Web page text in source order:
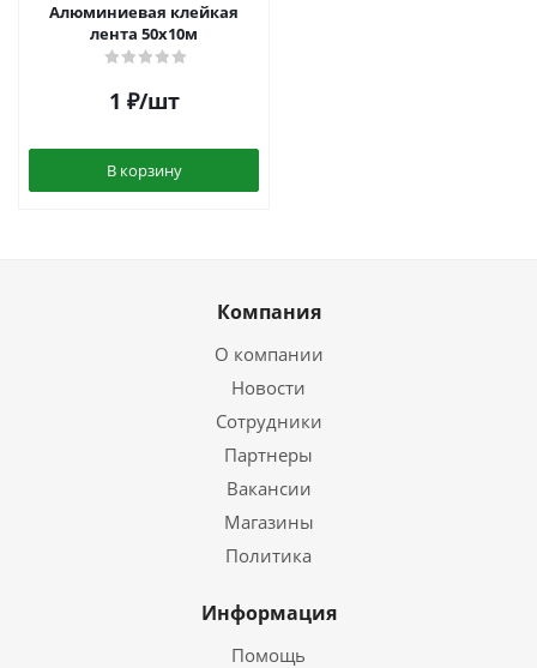
Алюминиевая клейкая
лента 50х10м
1 ₽/шт
В корзину
Компания
О компании
Новости
Сотрудники
Партнеры
Вакансии
Магазины
Политика
Информация
Помощь